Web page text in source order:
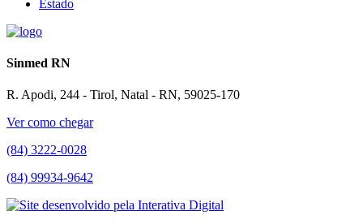
Estado
Sinmed RN
R. Apodi, 244 - Tirol, Natal - RN, 59025-170
Ver como chegar
(84) 3222-0028
(84) 99934-9642